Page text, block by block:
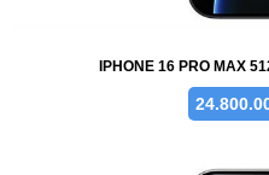
IPHONE 16 PRO MAX